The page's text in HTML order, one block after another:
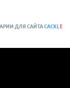
ДЛЯ САЙТАCACKL E